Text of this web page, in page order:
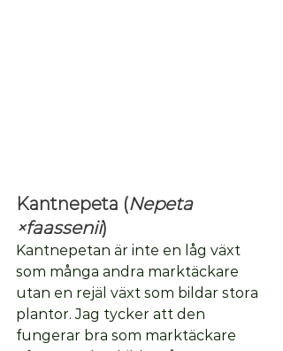
Kantnepeta (Nepeta
×faassenii)
Kantnepetan är inte en låg växt
som många andra marktäckare
utan en rejäl växt som bildar stora
plantor. Jag tycker att den
fungerar bra som marktäckare